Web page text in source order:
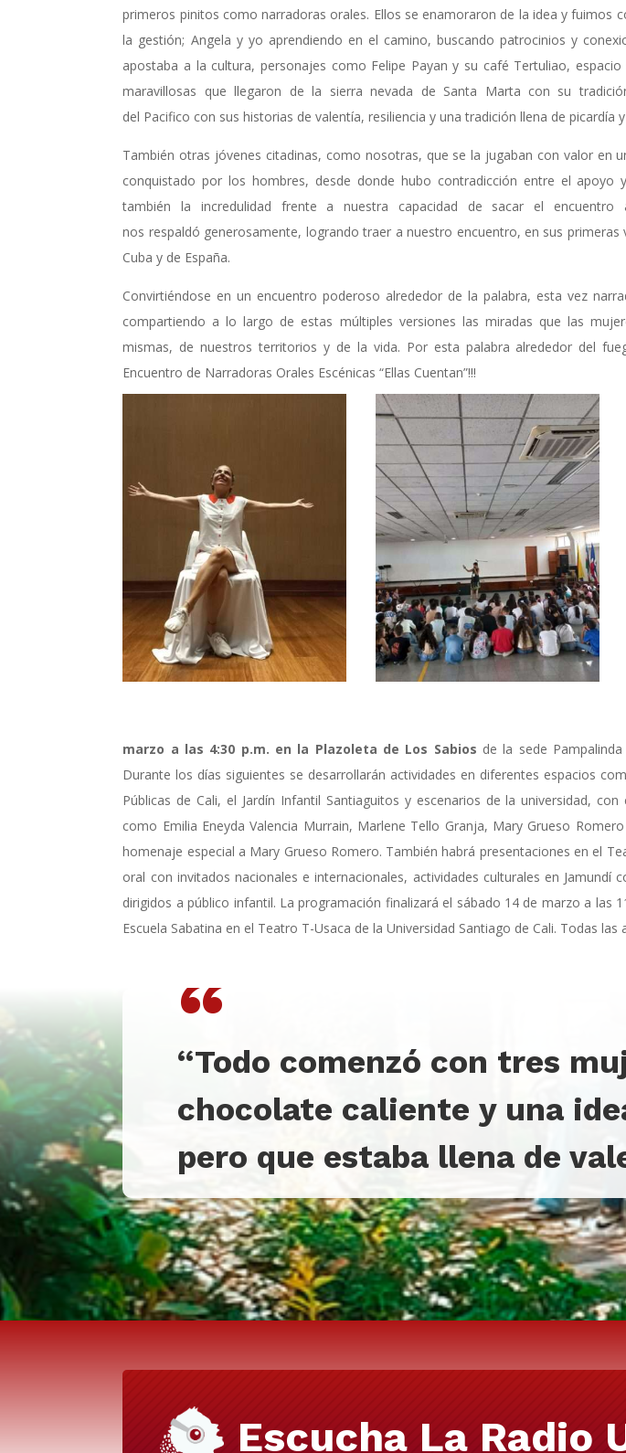
primeros pinitos como narradoras orales. Ellos se enamoraron de la idea y fuimos
la gestión; Angela y yo aprendiendo en el camino, buscando patrocinios y
apostaba a la cultura, personajes como Felipe Payan y su café Tertuliao,
maravillosas que llegaron de la sierra nevada de Santa Marta con su
del Pacifico con sus historias de valentía, resiliencia y una tradición llena de picardía
También otras jóvenes citadinas, como nosotras, que se la jugaban con valor en
conquistado por los hombres, desde donde hubo contradicción entre el apoyo
también la incredulidad frente a nuestra capacidad de sacar el encuentro
nos respaldó generosamente, logrando traer a nuestro encuentro, en sus primeras
Cuba y de España.
Convirtiéndose en un encuentro poderoso alrededor de la palabra, esta vez
compartiendo a lo largo de estas múltiples versiones las miradas que las
mismas, de nuestros territorios y de la vida. Por esta palabra alrededor del
Encuentro de Narradoras Orales Escénicas “Ellas Cuentan”!!!
marzo a las 4:30 p.m. en la Plazoleta de Los Sabios de la sede
Durante los días siguientes se desarrollarán actividades en diferentes espacios
Públicas de Cali, el Jardín Infantil Santiaguitos y escenarios de la universidad,
como Emilia Eneyda Valencia Murrain, Marlene Tello Granja, Mary Grueso
homenaje especial a Mary Grueso Romero. También habrá presentaciones en el
oral con invitados nacionales e internacionales, actividades culturales en Jamundí
dirigidos a público infantil. La programación finalizará el sábado 14 de marzo a las
Escuela Sabatina en el Teatro T-Usaca de la Universidad Santiago de Cali. Todas
“
“Todo comenzó con tres
chocolate caliente y una
pero que estaba llena de
Escucha La Radio